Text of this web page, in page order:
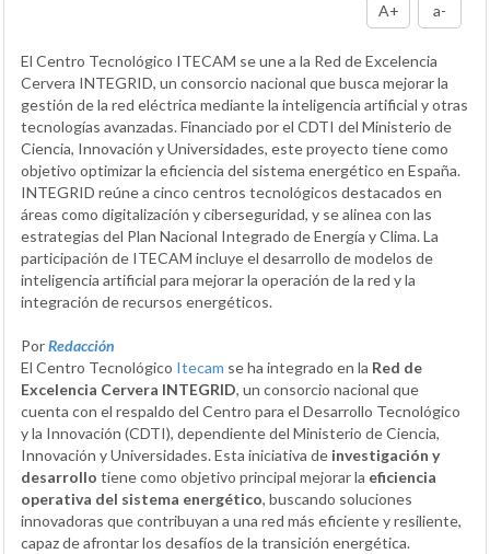
A+ a-
El Centro Tecnológico ITECAM se une a la Red de Excelencia
Cervera INTEGRID, un consorcio nacional que busca mejorar la
gestión de la red eléctrica mediante la inteligencia artificial y otras
tecnologías avanzadas. Financiado por el CDTI del Ministerio de
Ciencia, Innovación y Universidades, este proyecto tiene como
objetivo optimizar la eficiencia del sistema energético en España.
INTEGRID reúne a cinco centros tecnológicos destacados en
áreas como digitalización y ciberseguridad, y se alinea con las
estrategias del Plan Nacional Integrado de Energía y Clima. La
participación de ITECAM incluye el desarrollo de modelos de
inteligencia artificial para mejorar la operación de la red y la
integración de recursos energéticos.
PorRedacción
El Centro Tecnológico Itecam se ha integrado en la Red de
Excelencia Cervera INTEGRID, un consorcio nacional que
cuenta con el respaldo del Centro para el Desarrollo Tecnológico
y la Innovación (CDTI), dependiente del Ministerio de Ciencia,
Innovación y Universidades. Esta iniciativa de investigación y
desarrollo tiene como objetivo principal mejorar la eficiencia
operativa del sistema energético, buscando soluciones
innovadoras que contribuyan a una red más eficiente y resiliente,
capaz de afrontar los desafíos de la transición energética.